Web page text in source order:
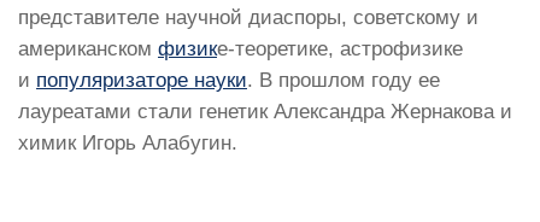
представителе научной диаспоры, советскому и
американском физике-теоретике, астрофизике
и популяризаторе науки. В прошлом году ее
лауреатами стали генетик Александра Жернакова и
химик Игорь Алабугин.